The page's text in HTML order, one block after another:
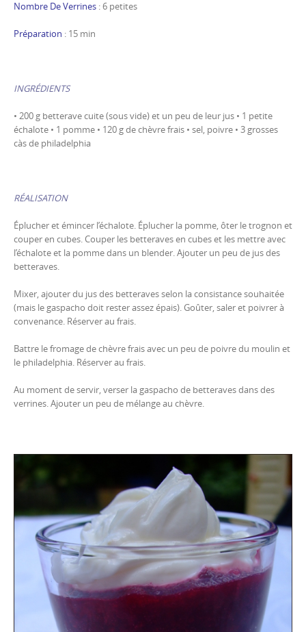
Nombre De Verrines : 6 petites
Préparation : 15 min
INGRÉDIENTS
• 200 g betterave cuite (sous vide) et un peu de leur jus • 1 petite
échalote • 1 pomme • 120 g de chèvre frais • sel, poivre • 3 grosses
càs de philadelphia
RÉALISATION
Éplucher et émincer l’échalote. Éplucher la pomme, ôter le trognon et
couper en cubes. Couper les betteraves en cubes et les mettre avec
l’échalote et la pomme dans un blender. Ajouter un peu de jus des
betteraves.
Mixer, ajouter du jus des betteraves selon la consistance souhaitée
(mais le gaspacho doit rester assez épais). Goûter, saler et poivrer à
convenance. Réserver au frais.
Battre le fromage de chèvre frais avec un peu de poivre du moulin et
le philadelphia. Réserver au frais.
Au moment de servir, verser la gaspacho de betteraves dans des
verrines. Ajouter un peu de mélange au chèvre.